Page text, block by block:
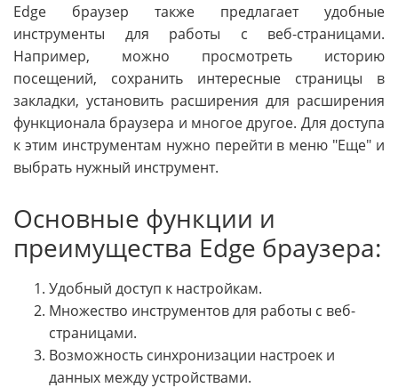
Edge браузер также предлагает удобные
инструменты для работы с веб-страницами.
Например, можно просмотреть историю
посещений, сохранить интересные страницы в
закладки, установить расширения для расширения
функционала браузера и многое другое. Для доступа
к этим инструментам нужно перейти в меню "Еще" и
выбрать нужный инструмент.
Основные функции и
преимущества Edge браузера:
Удобный доступ к настройкам.
Множество инструментов для работы с веб-
страницами.
Возможность синхронизации настроек и
данных между устройствами.